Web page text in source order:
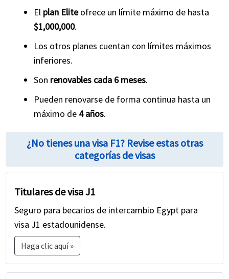
El plan Eliteofrece un límite máximo de hasta
$1,000,000.
Los otros planes cuentan con límites máximos
inferiores.
Son renovables cada 6 meses.
Pueden renovarse de forma continua hasta un
máximo de 4 años.
¿No tienes una visa F1? Revise estas otras
categorías de visas
Titulares de visa J1
Seguro para becarios de intercambio Egypt para
visa J1 estadounidense.
Haga clic aquí »